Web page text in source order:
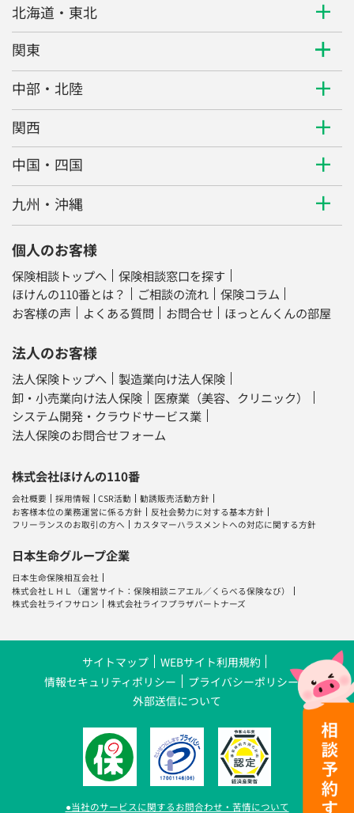
北海道・東北
関東
中部・北陸
関西
中国・四国
九州・沖縄
個人のお客様
保険相談トップへ
保険相談窓口を探す
ほけんの110番とは？
ご相談の流れ
保険コラム
お客様の声
よくある質問 お問合せ ほっとんくんの部屋
法人のお客様
法人保険トップへ
製造業向け法人保険
卸・小売業向け法人保険
医療業（美容、クリニック）
システム開発・クラウドサービス業
法人保険のお問合せフォーム
株式会社ほけんの110番
会社概要 採用情報 CSR活動
勧誘販売活動方針
お客様本位の業務運営に係る方針
反社会勢力に対する基本方針
フリーランスのお取引の方へ
カスタマーハラスメントへの対応に関する方針
日本生命グループ企業
日本生命保険相互会社
株式会社ＬＨＬ
（運営サイト：保険相談ニアエル ／ くらべる保険なび）
株式会社ライフサロン
株式会社ライフプラザパートナーズ
サイトマップ
WEBサイト利用規約
情報セキュリティポリシー
プライバシーポリシー
外部送信について
●当社のサービスに関するお問合わせ・苦情について